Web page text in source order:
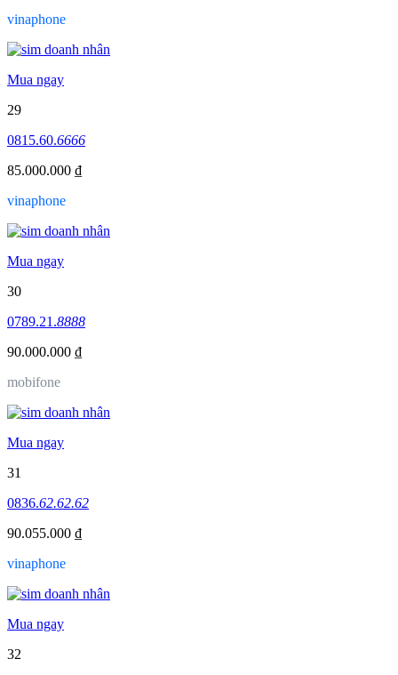
vinaphone
Mua ngay
29
0815.60.6666
85.000.000 ₫
vinaphone
Mua ngay
30
0789.21.8888
90.000.000 ₫
mobifone
Mua ngay
31
0836.62.62.62
90.055.000 ₫
vinaphone
Mua ngay
32